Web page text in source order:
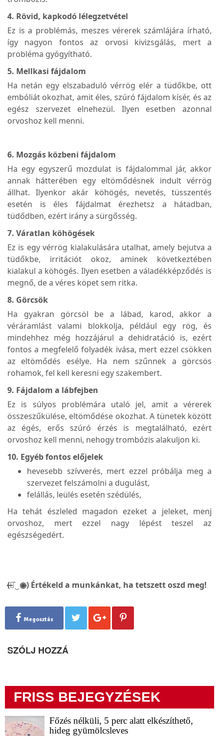
4. Rövid, kapkodó lélegzetvétel
Ez is a problémás, meszes vérerek számlájára írható,
így nagyon fontos az orvosi kivizsgálás, mert a
probléma gyógyítható.
5. Mellkasi fájdalom
Ha netán egy elszabaduló vérrög elér a tüdőkbe, ott
embóliát okozhat, amit éles, szúró fájdalom kísér, és az
egész szervezet elnehezül. Ilyen esetben azonnal
orvoshoz kell menni.
6. Mozgás közbeni fájdalom
Ha egy egyszerű mozdulat is fájdalommal jár, akkor
annak hátterében egy eltömődésnek indult vérrög
állhat. Ilyenkor akár köhögés, nevetés, tüsszentés
esetén is éles fájdalmat érezhetsz a hátadban,
tüdődben, ezért irány a sürgősség.
7. Váratlan köhögések
Ez is egy vérrög kialakulására utalhat, amely bejutva a
tüdőkbe, irritációt okoz, aminek következtében
kialakul a köhögés. Ilyen esetben a váladékképződés is
megnő, de a véres köpet sem ritka.
8. Görcsök
Ha gyakran görcsöl be a lábad, karod, akkor a
véráramlást valami blokkolja, például egy rög, és
mindehhez még hozzájárul a dehidratáció is, ezért
fontos a megfelelő folyadék ivása, mert ezzel csökken
az eltömődés esélye. Ha nem szűnnek a görcsös
rohamok, fel kell keresni egy szakembert.
9. Fájdalom a lábfejben
Ez is súlyos problémára utaló jel, amit a vérerek
összeszűkülése, eltömődése okozhat. A tünetek között
az égés, erős szúró érzés is megtalálható, ezért
orvoshoz kell menni, nehogy trombózis alakuljon ki.
10. Egyéb fontos előjelek
hevesebb szívverés, mert ezzel próbálja meg a
szervezet felszámolni a dugulást,
felállás, leülés esetén szédülés,
Ha tehát észleled magadon ezeket a jeleket, menj
orvoshoz, mert ezzel nagy lépést teszel az
egészségedért.
(̶◉͛‿◉̶) Értékeld a munkánkat, ha tetszett oszd meg!
Megosztás
SZÓLJ HOZZÁ
FRISS BEJEGYZÉSEK
Főzés nélküli, 5 perc alatt elkészíthető,
hideg gyümölcsleves